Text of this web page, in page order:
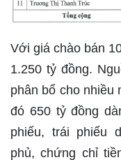
Vớigiá chào bán
1.250 tỷ đồng.
phân bổ cho nhiều
đó 650 tỷ đồng
phiếu, trái phiếu
phủ, chứng chỉ